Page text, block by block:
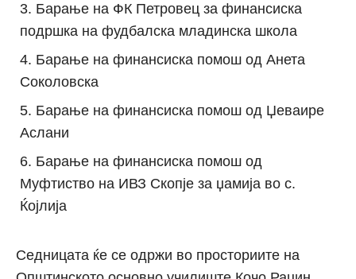
Барање на ФК Петровец за финансиска
подршка на фудбалска младинска школа
Барање на финансиска помош од Анета
Соколовска
Барање на финансиска помош од Џеваире
Аслани
Барање на финансиска помош од
Муфтиство на ИВЗ Скопје за џамија во с.
Ќојлија
Седницата ќе се одржи во просториите на